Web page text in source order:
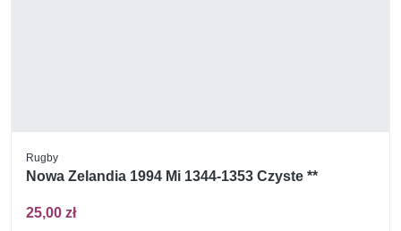
Rugby
Nowa Zelandia 1994 Mi 1344-1353 Czyste **
25,00 zł